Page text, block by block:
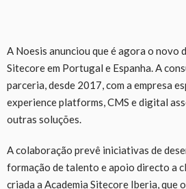
A Noesis anunciou que é agora o novo
Sitecore em Portugal e Espanha. A
parceria, desde 2017, com a empresa
experience platforms, CMS e digital
outras soluções.
A colaboração prevê iniciativas de
formação de talento e apoio directo a
criada a Academia Sitecore Iberia, que